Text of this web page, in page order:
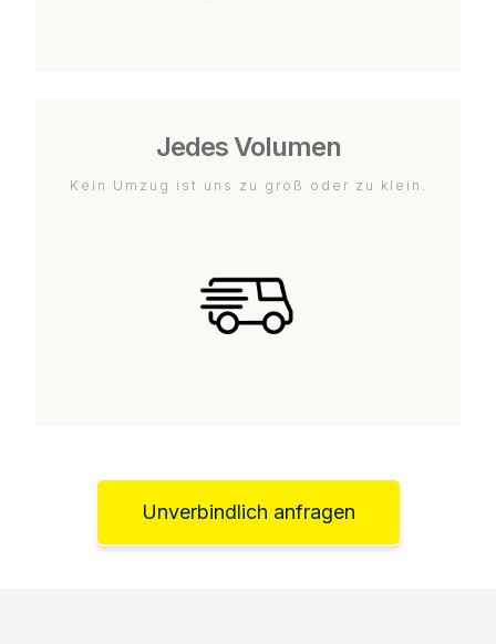
Jedes Volumen
Kein Umzug ist uns zu groß oder zu klein.
Unverbindlich anfragen